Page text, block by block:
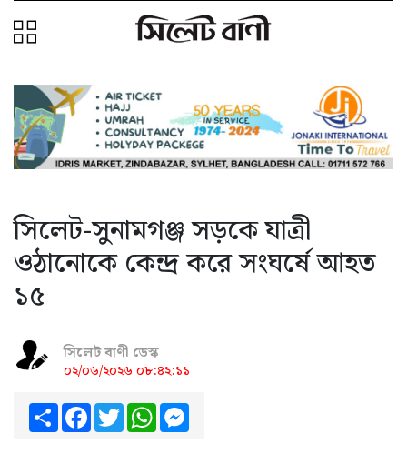
সিলেট-সুনামগঞ্জ সড়কে যাত্রী
ওঠানোকে কেন্দ্র করে সংঘর্ষে আহত
১৫
সিলেট বাণী ডেস্ক
০২/০৬/২০২৬ ০৮:৪২:১১
ShareFacebook
TwitterWhatsApp